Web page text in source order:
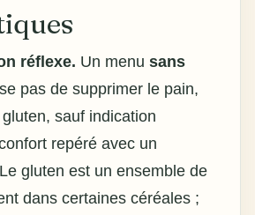
réflexe. Un menu sans
pas de supprimer le pain,
sauf indication
repéré avec un
gluten est un ensemble de
dans certaines céréales ;